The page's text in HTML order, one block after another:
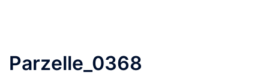
Parzelle_0368